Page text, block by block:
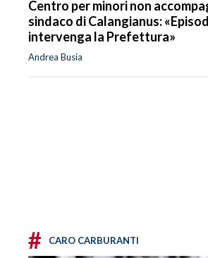
Centro per minori non
sindaco di Calangianus:
intervenga la Prefettura»
Andrea Busia
# CARO CARBURANTI